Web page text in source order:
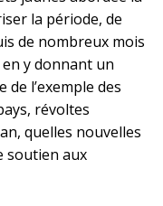
la période, de
de nombreux mois
y donnant un
l’exemple des
révoltes
quelles nouvelles
soutien aux